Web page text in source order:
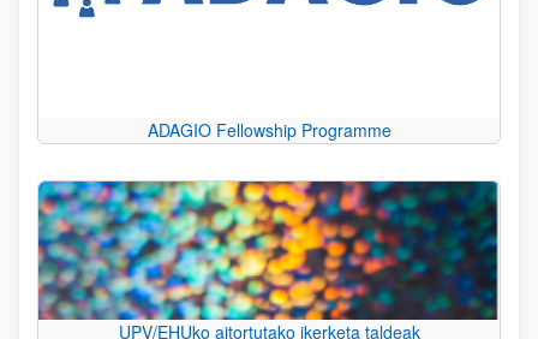
ADAGIO Fellowship Programme
UPV/EHUko aitortutako ikerketa taldeak